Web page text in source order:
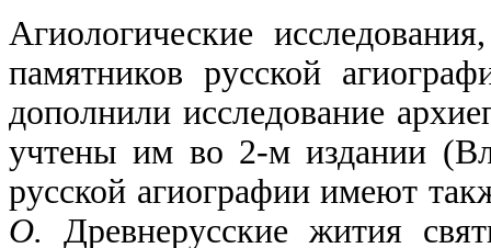
Агиологические
памятников русской
дополнили исследование
учтены им во 2-м издании
русской агиографии имеют
О. Древнерусские жития